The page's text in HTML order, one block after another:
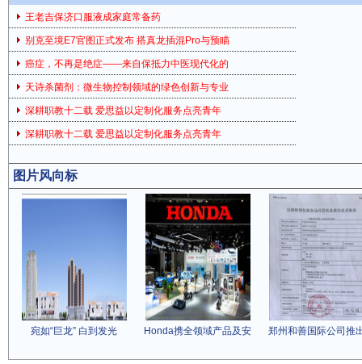
王老吉保济口服液成家庭常备药
别克至境E7官图正式发布 搭真龙插混Pro与预瞄
癌症，不再是绝症——来自保抵力中医现代化的
天诗杀菌剂：微生物控制领域的绿色创新与专业
深耕职教十二载 爱思益以定制化服务点亮青年
深耕职教十二载 爱思益以定制化服务点亮青年
图片风向标
宛如“巨龙” 白到发光 Honda携全领域产品及安 郑州和善国际公司推